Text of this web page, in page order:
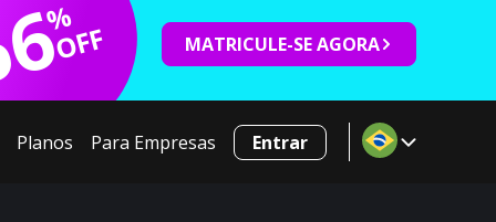
%
OFF MATRICULE-SE AGORA
Planos Para Empresas Entrar